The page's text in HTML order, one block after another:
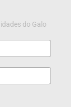
do Galo